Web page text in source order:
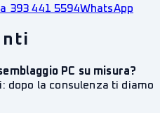
393 441 5594WhatsApp
PC su misura?
dopo la consulenza ti diamo